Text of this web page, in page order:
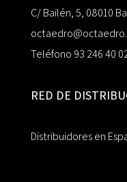
C/ Bailén, 5, 08010
Teléfono 93 246 40
RED DE
Distribuidores en